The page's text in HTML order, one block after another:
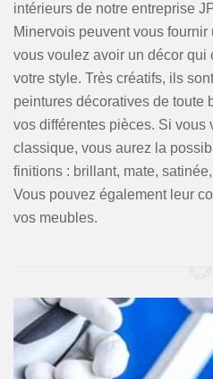
intérieurs de notre entreprise
Minervois peuvent vous
vous voulez avoir un décor qui
votre style. Très créatifs, ils
peintures décoratives de toute
vos différentes pièces. Si vous
classique, vous aurez la
finitions : brillant, mate,
Vous pouvez également leur
vos meubles.